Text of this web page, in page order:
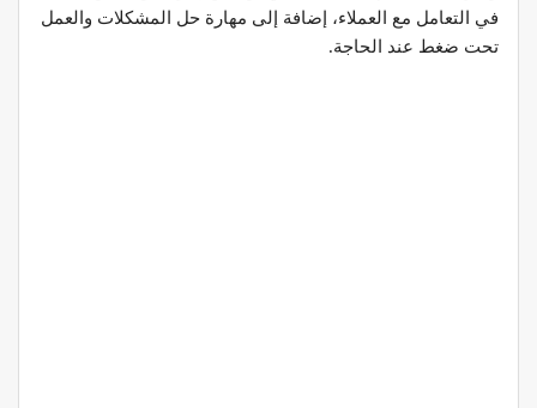
في التعامل مع العملاء، إضافة إلى مهارة حل المشكلات والعمل
تحت ضغط عند الحاجة.